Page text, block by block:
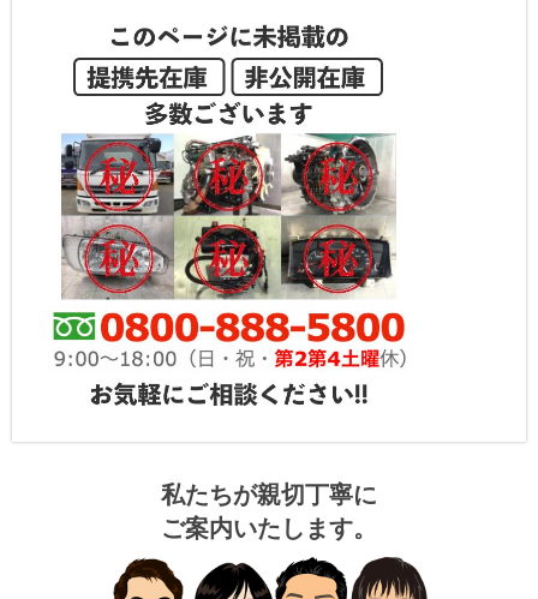
私たちが親切丁寧に
ご案内いたします。